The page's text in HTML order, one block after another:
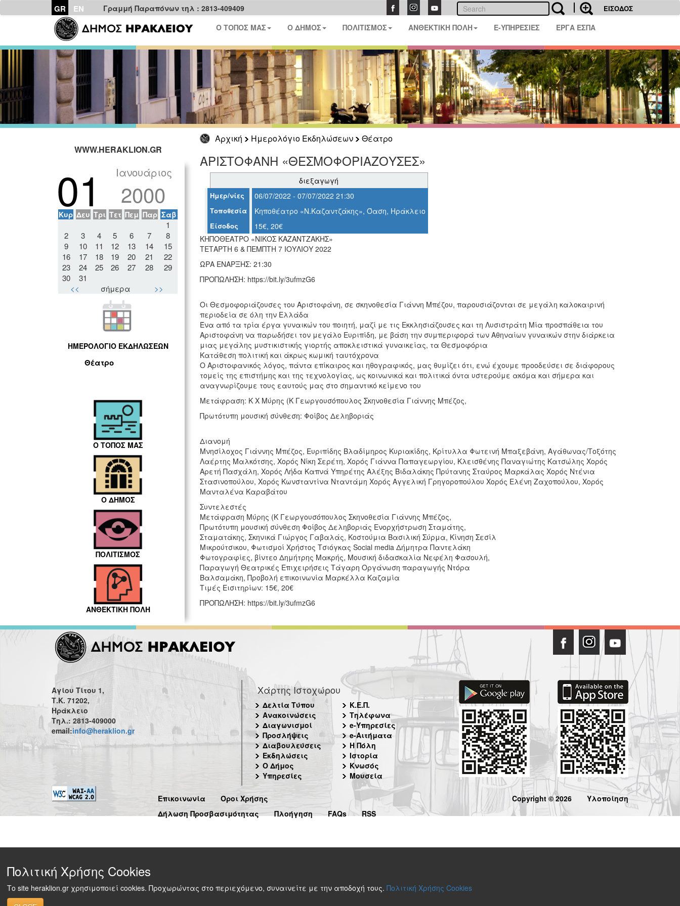
GR EN Γραμμή Παραπόνων τηλ : 2813-409409 ΕΙΣΟΔΟΣ
Ο ΤΟΠΟΣ ΜΑΣ Ο ΔΗΜΟΣ ΠΟΛΙΤΙΣΜΟΣ ΑΝΘΕΚΤΙΚΗ ΠΟΛΗ E-ΥΠΗΡΕΣΙΕΣ ΕΡΓΑ ΕΣΠΑ
Αρχική Ημερολόγιο Εκδηλώσεων
Θέατρο
WWW.HERAKLION.GR
01 Ιανουάριος
2000
Κυρ Δευ Τρι Τετ Πεμ Παρ Σαβ
1
2
3 4 5 6 7
8
9
10 11 12 13 14
15
16
17 18 19 20 21
22
23
24 25 26 27 28
29
30
31
<<
σήμερα >>
ΗΜΕΡΟΛΟΓΙΟ ΕΚΔΗΛΩΣΕΩΝ
Θέατρο
Ο ΤΟΠΟΣ ΜΑΣ
Ο ΔΗΜΟΣ
ΠΟΛΙΤΙΣΜΟΣ
ΑΝΘΕΚΤΙΚΗ ΠΟΛΗ
ΑΡΙΣΤΟΦΑΝΗ «ΘΕΣΜΟΦΟΡΙΑΖΟΥΣΕΣ»
διεξαγωγή
Ημερ/νίες 06/07/2022 - 07/07/2022 21:30
Τοποθεσία Κηποθέατρο «Ν.Καζαντζάκης», Όαση, Ηράκλειο
Είσοδος
15€, 20€
ΚΗΠΟΘΕΑΤΡΟ «ΝΙΚΟΣ ΚΑΖΑΝΤΖΑΚΗΣ»
ΤΕΤΑΡΤΗ 6 & ΠΕΜΠΤΗ 7 ΙΟΥΛΙΟΥ 2022
ΩΡΑ ΕΝΑΡΞΗΣ: 21:30
ΠΡΟΠΩΛΗΣΗ: https://bit.ly/3ufmzG6
Οι Θεσμοφοριάζουσες του Αριστοφάνη, σε σκηνοθεσία Γιάννη Μπέζου, παρουσιάζονται σε μεγάλη καλοκαιρινή
περιοδεία σε όλη την Ελλάδα
Ένα από τα τρία έργα γυναικών του ποιητή, μαζί με τις Εκκλησιάζουσες και τη Λυσιστράτη Μία προσπάθεια του
Αριστοφάνη να παρωδήσει τον μεγάλο Ευριπίδη, με βάση την συμπεριφορά των Αθηναίων γυναικών στην διάρκεια
μιας μεγάλης μυστικιστικής γιορτής αποκλειστικά γυναικείας, τα Θεσμοφόρια
Κατάθεση πολιτική και άκρως κωμική ταυτόχρονα
Ο Αριστοφανικός λόγος, πάντα επίκαιρος και ηθογραφικός, μας θυμίζει ότι, ενώ έχουμε προοδεύσει σε διάφορους
τομείς της επιστήμης και της τεχνολογίας, ως κοινωνικά και πολιτικά όντα υστερούμε ακόμα και σήμερα και
αναγνωρίζουμε τους εαυτούς μας στο σημαντικό κείμενο του
Μετάφραση: Κ Χ Μύρης (Κ Γεωργουσόπουλος Σκηνοθεσία Γιάννης Μπέζος,
Πρωτότυπη μουσική σύνθεση: Φοίβος Δεληβοριάς
Διανομή
Μνησίλοχος Γιάννης Μπέζος, Ευριπίδης Βλαδίμηρος Κυριακίδης, Κρίτυλλα Φωτεινή Μπαξεβάνη, Αγάθωνας/Τοξότης
Λαέρτης Μαλκότσης, Χορός Νίκη Σερέτη, Χορός Γιάννα Παπαγεωργίου, Κλεισθένης Παναγιώτης Κατσώλης Χορός
Αρετή Πασχάλη, Χορός Λήδα Καπνά Υπηρέτης Αλέξης Βιδαλάκης Πρύτανης Σταύρος Μαρκάλας Χορός Ντένια
Στασινοπούλου, Χορός Κωνσταντίνα Νταντάμη Χορός Αγγελική Γρηγοροπούλου Χορός Eλένη Ζαχοπούλου, Χορός
Μανταλένα Καραβάτου
Συντελεστές
Μετάφραση Μύρης (Κ Γεωργουσόπουλος Σκηνοθεσία Γιάννης Μπέζος,
Πρωτότυπη μουσική σύνθεση Φοίβος Δεληβοριάς Ενορχήστρωση Σταμάτης,
Σταματάκης, Σκηνικά Γιώργος Γαβαλάς, Κοστούμια Βασιλική Σύρμα, Κίνηση Σεσίλ
Μικρούτσικου, Φωτισμοί Χρήστος Τσιόγκας Social media Δήμητρα Παντελάκη
Φωτογραφίες, βίντεο Δημήτρης Μακρής, Μουσική διδασκαλία Νεφέλη Φασουλή,
Παραγωγή Θεατρικές Επιχειρήσεις Τάγαρη Οργάνωση παραγωγής Ντόρα
Βαλσαμάκη, Προβολή επικοινωνία Μαρκέλλα Καζαμία
Τιμές Εισιτηρίων: 15€, 20€
ΠΡΟΠΩΛΗΣΗ: https://bit.ly/3ufmzG6
Αγίου Τίτου 1,
Τ.Κ. 71202,
Ηράκλειο
Τηλ.: 2813-409000
email:info@heraklion.gr
Χάρτης Ιστοχώρου
Δελτία Τύπου
Ανακοινώσεις
Διαγωνισμοί
Προσλήψεις
Διαβουλεύσεις
Εκδηλώσεις
Ο Δήμος
Υπηρεσίες
Κ.Ε.Π.
Τηλέφωνα
e-Υπηρεσίες
e-Αιτήματα
Η Πόλη
Ιστορία
Κνωσός
Μουσεία
Επικοινωνία
Όροι Χρήσης
Δήλωση Προσβασιμότητας
Πλοήγηση FAQs RSS
Copyright © 2026 Υλοποίηση
Πολιτική Χρήσης Cookies
Το site heraklion.gr χρησιμοποιεί cookies. Προχωρώντας στο περιεχόμενο, συναινείτε με την αποδοχή τους. Πολιτική Χρήσης Cookies